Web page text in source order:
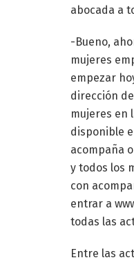
abocada a
-Bueno,
mujeres
empezar
dirección
mujeres en
disponible
acompaña
y todos los
con
entrar a
todas las
Entre las